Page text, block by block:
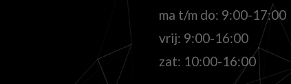
ma t/m do: 9:00-17:00
vrij: 9:00-16:00
zat: 10:00-16:00